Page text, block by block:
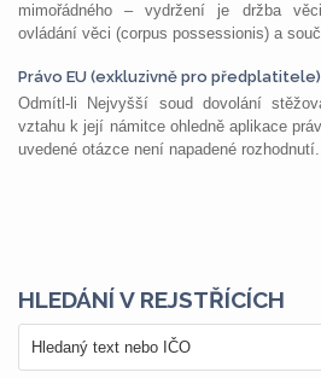
mimořádného – vydržení je držba
ovládání věci (corpus possessionis) a
Právo EU (exkluzivně pro předplatitele)
Odmítl-li Nejvyšší soud dovolání
vztahu k její námitce ohledně aplikace
uvedené otázce není napadené
HLEDÁNÍ V REJSTŘÍCÍCH